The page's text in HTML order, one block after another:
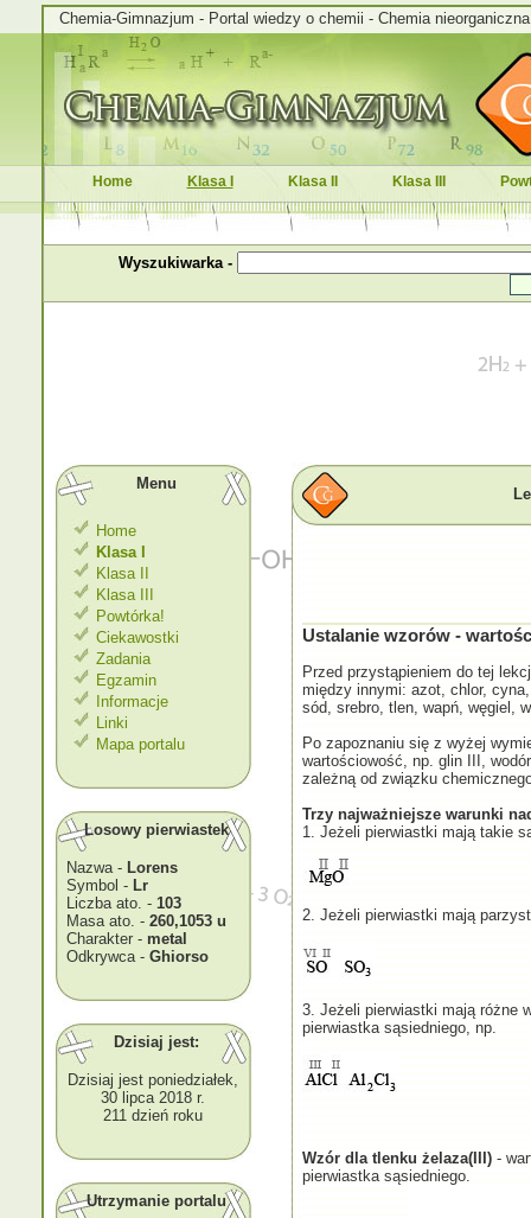
Chemia-Gimnazjum - Portal wiedzy o chemii - Chemia
Home Klasa I Klasa II Klasa III
Wyszukiwarka -
Menu
Home
Klasa I
Klasa II
Klasa III
Powtórka!
Ciekawostki
Zadania
Egzamin
Informacje
Linki
Mapa portalu
Losowy pierwiastek
Nazwa - Lorens
Symbol - Lr
Liczba ato. - 103
Masa ato. - 260,1053 u
Charakter - metal
Odkrywca - Ghiorso
Dzisiaj jest:
Dzisiaj jest poniedziałek,
30 lipca 2018 r.
211 dzień roku
Utrzymanie portalu
Ustalanie wzorów -
Przed przystąpieniem do tej
między innymi: azot, chlor,
sód, srebro, tlen, wapń, węgiel,
Po zapoznaniu się z wyżej
wartościowość, np. glin III,
zależną od związku
Trzy najważniejsze warunki
1. Jeżeli pierwiastki mają takie
2. Jeżeli pierwiastki mają
3. Jeżeli pierwiastki mają różne
pierwiastka sąsiedniego, np.
Wzór dla tlenku żelaza(III)-
pierwiastka sąsiedniego.